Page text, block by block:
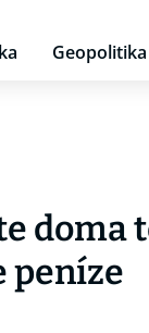
Geopolitika
doma
peníze